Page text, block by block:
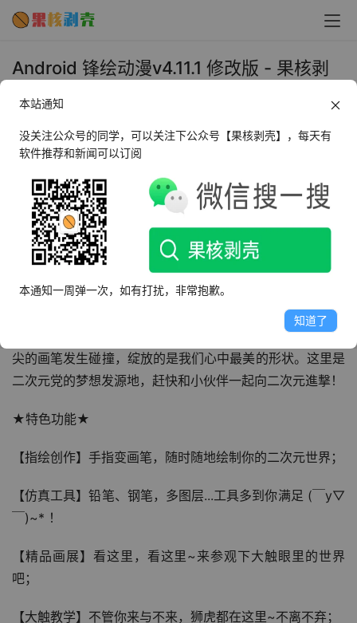
Android 锋绘动漫v4.11.1 修改版 - 果核剥
2018年10月28日 上午10:50 • 手机阅读
一款二次元的APP，集合了绘图功能。
“锋绘动漫”APP，你的二次元指绘创作工坊！
对我们而言，画画不仅是爱好，还是天空，和梦想！！！
也许，每个人心里，都藏着一个比现实更瑰丽的世界。那里
有梦想成为海贼王的少年，扬帆去向我们到不了的远方；也
有元气十足的双马尾女孩，在舞台上为梦想歌唱；那里有百
折不挠的战斗，有回首凝眸时的忧伤.....当心中的梦想与指
尖的画笔发生碰撞，绽放的是我们心中最美的形状。这里是
二次元党的梦想发源地，赶快和小伙伴一起向二次元進撃！
★特色功能★
【指绘创作】手指变画笔，随时随地绘制你的二次元世界；
【仿真工具】铅笔、钢笔，多图层...工具多到你满足 (￣y▽
￣)~* ！
【精品画展】看这里，看这里~来参观下大触眼里的世界
吧；
【大触教学】不管你来与不来，狮虎都在这里~不离不弃；
本站通知
没关注公众号的同学，可以关注下公众号【果核剥壳】，每天有
软件推荐和新闻可以订阅
本通知一周弹一次，如有打扰，非常抱歉。
知道了